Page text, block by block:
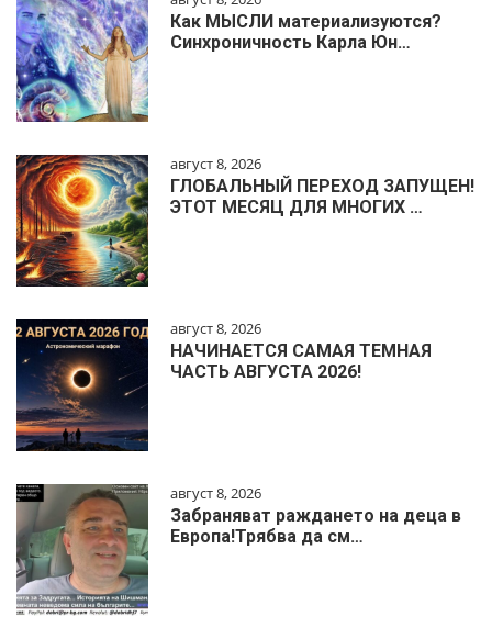
Как МЫСЛИ материализуются?
Синхроничность Карла Юн…
август 8, 2026
ГЛОБАЛЬНЫЙ ПЕРЕХОД ЗАПУЩЕН!
ЭТОТ МЕСЯЦ ДЛЯ МНОГИХ …
август 8, 2026
НАЧИНАЕТСЯ САМАЯ ТЕМНАЯ
ЧАСТЬ АВГУСТА 2026!
август 8, 2026
Забраняват раждането на деца в
Европа!Трябва да см…